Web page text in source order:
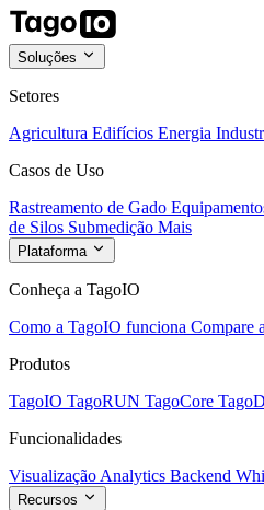
Soluções
Setores
Agricultura Edifícios Energia
Casos de Uso
Rastreamento de Gado
de Silos Submedição Mais
Plataforma
Conheça a TagoIO
Como a TagoIO funciona Compare
Produtos
TagoIO TagoRUN TagoCore
Funcionalidades
Visualização Analytics Backend
Recursos